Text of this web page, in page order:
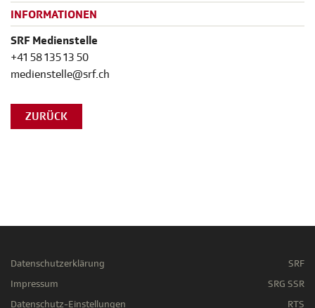
INFORMATIONEN
SRF Medienstelle
+41 58 135 13 50
medienstelle@srf.ch
ZURÜCK
Datenschutzerklärung
Impressum
Datenschutz-Einstellungen
SRF
SRG SSR
RTS